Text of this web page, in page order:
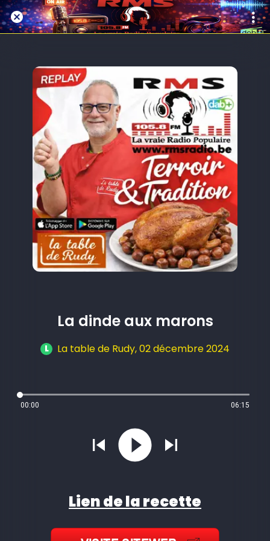
Replay
La dinde aux marons
L La table de Rudy, 02 décembre 2024
00:00 06:15
Lien de la recette